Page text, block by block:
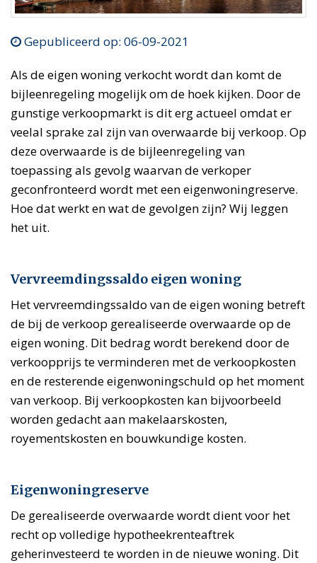
Gepubliceerd op: 06-09-2021
Als de eigen woning verkocht wordt dan komt de
bijleenregeling mogelijk om de hoek kijken. Door de
gunstige verkoopmarkt is dit erg actueel omdat er
veelal sprake zal zijn van overwaarde bij verkoop. Op
deze overwaarde is de bijleenregeling van
toepassing als gevolg waarvan de verkoper
geconfronteerd wordt met een eigenwoningreserve.
Hoe dat werkt en wat de gevolgen zijn? Wij leggen
het uit.
Vervreemdingssaldo eigen woning
Het vervreemdingssaldo van de eigen woning betreft
de bij de verkoop gerealiseerde overwaarde op de
eigen woning. Dit bedrag wordt berekend door de
verkoopprijs te verminderen met de verkoopkosten
en de resterende eigenwoningschuld op het moment
van verkoop. Bij verkoopkosten kan bijvoorbeeld
worden gedacht aan makelaarskosten,
royementskosten en bouwkundige kosten.
Eigenwoningreserve
De gerealiseerde overwaarde wordt dient voor het
recht op volledige hypotheekrenteaftrek
geherinvesteerd te worden in de nieuwe woning. Dit